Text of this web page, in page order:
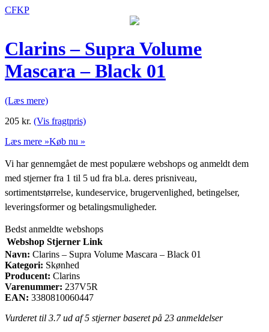
CFKP
Clarins – Supra Volume
Mascara – Black 01
(Læs mere)
205 kr. (Vis fragtpris)
Læs mere »Køb nu »
Vi har gennemgået de mest populære webshops og anmeldt dem
med stjerner fra 1 til 5 ud fra bl.a. deres prisniveau,
sortimentstørrelse, kundeservice, brugervenlighed, betingelser,
leveringsformer og betalingsmuligheder.
Bedst anmeldte webshops
Webshop Stjerner Link
Navn: Clarins – Supra Volume Mascara – Black 01
Kategori: Skønhed
Producent: Clarins
Varenummer: 237V5R
EAN: 3380810060447
Vurderet til 3.7ud af 5 stjerner baseret på 23 anmeldelser